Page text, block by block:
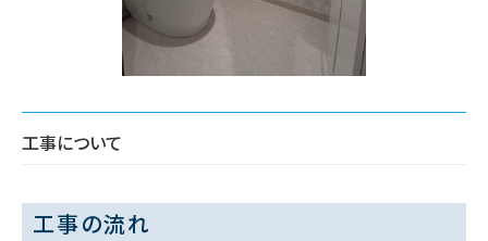
工事について
工事の流れ